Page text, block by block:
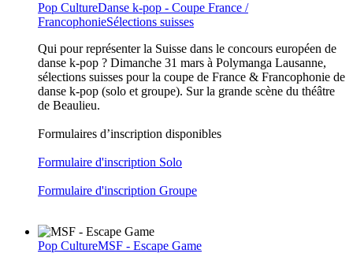
Pop CultureDanse k-pop - Coupe France /
FrancophonieSélections suisses
Qui pour représenter la Suisse dans le concours européen de
danse k-pop ? Dimanche 31 mars à Polymanga Lausanne,
sélections suisses pour la coupe de France & Francophonie de
danse k-pop (solo et groupe). Sur la grande scène du théâtre
de Beaulieu.
Formulaires d’inscription disponibles
Formulaire d'inscription Solo
Formulaire d'inscription Groupe
Pop CultureMSF - Escape Game